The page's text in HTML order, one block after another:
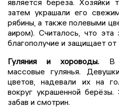
является берёза. Хозяйки
затем украшали его
рябины, а также полевыми
аиром). Считалось, что эта
благополучие и защищает от
Гуляния и хороводы. В
массовые гулянья.
цветов, надевали их на
вокруг украшенной
забав и смотрин.